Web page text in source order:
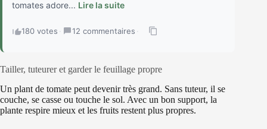
tomates adore... Lire la suite
180 votes · 12 commentaires ·
Tailler, tuteurer et garder le feuillage propre
Un plant de tomate peut devenir très grand. Sans tuteur, il se
couche, se casse ou touche le sol. Avec un bon support, la
plante respire mieux et les fruits restent plus propres.